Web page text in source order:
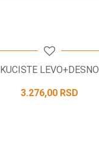
KUCISTE LEVO+DESNO
3.276,00 RSD